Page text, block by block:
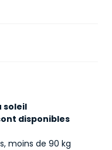
soleil
disponibles
moins de 90 kg